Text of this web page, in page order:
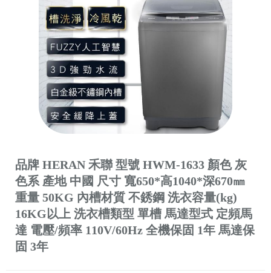
品牌 HERAN 禾聯 型號 HWM-1633 顏色 灰
色系 產地 中國 尺寸 寬650*高1040*深670㎜
重量 50KG 內槽材質 不銹鋼 洗衣容量(kg)
16KG以上 洗衣槽類型 單槽 馬達型式 定頻馬
達 電壓/頻率 110V/60Hz 全機保固 1年 馬達保
固 3年